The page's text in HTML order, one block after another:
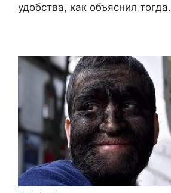
удобства, как объяснил тогда.